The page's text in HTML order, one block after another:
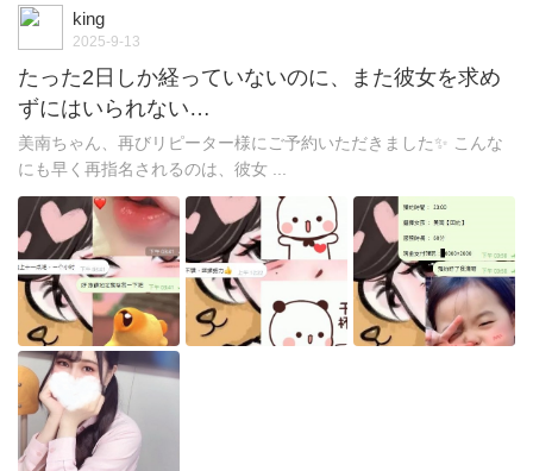
king
2025-9-13
たった2日しか経っていないのに、また彼女を求め
ずにはいられない…
美南ちゃん、再びリピーター様にご予約いただきました✨ こんな
にも早く再指名されるのは、彼女 ...